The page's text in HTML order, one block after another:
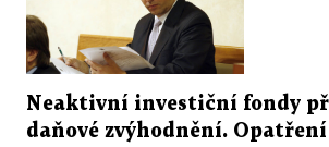
Neaktivní investiční fondy
daňové zvýhodnění.